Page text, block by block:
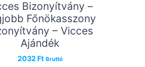
Bizonyítvány –
Főnökasszony
– Vicces
Ajándék
2032 Ft Bruttó